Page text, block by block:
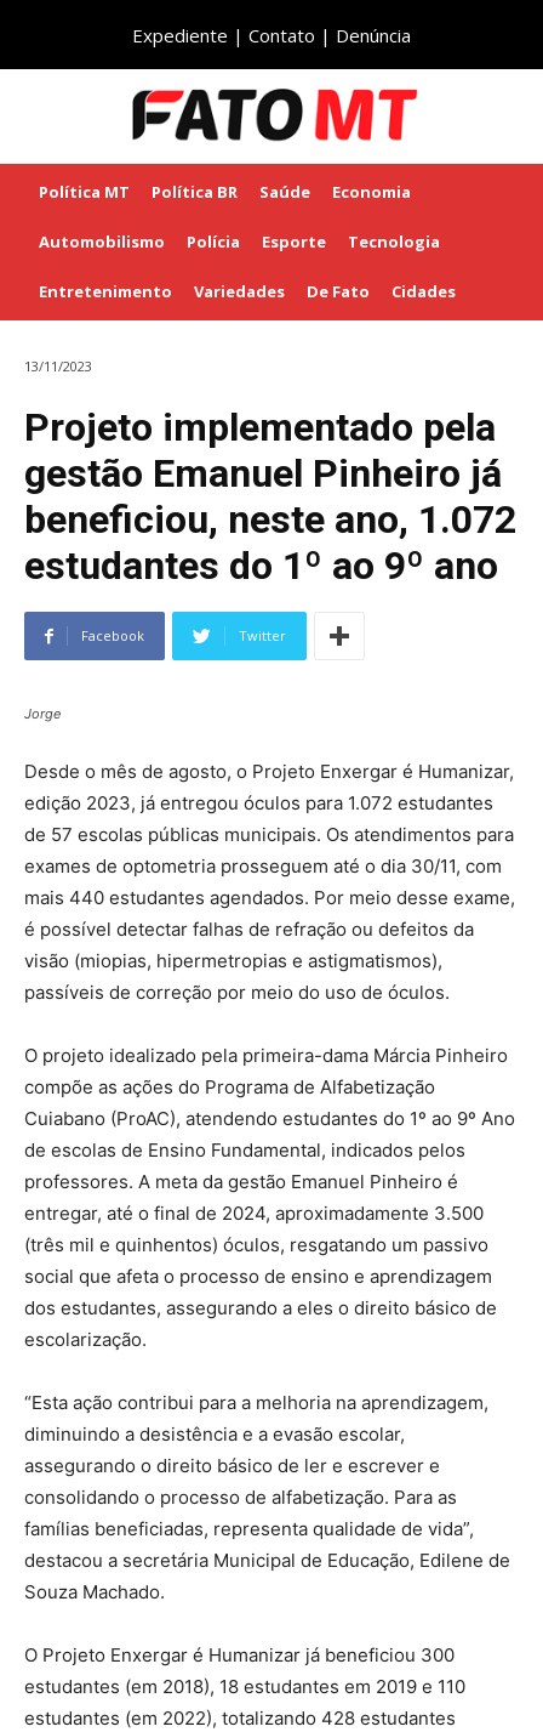
Expediente | Contato | Denúncia
Política MT Política BR Saúde Economia
Automobilismo Polícia Esporte Tecnologia
Entretenimento Variedades De Fato Cidades
13/11/2023
Projeto implementado pela
gestão Emanuel Pinheiro já
beneficiou, neste ano, 1.072
estudantes do 1º ao 9º ano
Facebook Twitter
Jorge
Desde o mês de agosto, o Projeto Enxergar é Humanizar,
edição 2023, já entregou óculos para 1.072 estudantes
de 57 escolas públicas municipais. Os atendimentos para
exames de optometria prosseguem até o dia 30/11, com
mais 440 estudantes agendados. Por meio desse exame,
é possível detectar falhas de refração ou defeitos da
visão (miopias, hipermetropias e astigmatismos),
passíveis de correção por meio do uso de óculos.
O projeto idealizado pela primeira-dama Márcia Pinheiro
compõe as ações do Programa de Alfabetização
Cuiabano (ProAC), atendendo estudantes do 1º ao 9º Ano
de escolas de Ensino Fundamental, indicados pelos
professores. A meta da gestão Emanuel Pinheiro é
entregar, até o final de 2024, aproximadamente 3.500
(três mil e quinhentos) óculos, resgatando um passivo
social que afeta o processo de ensino e aprendizagem
dos estudantes, assegurando a eles o direito básico de
escolarização.
“Esta ação contribui para a melhoria na aprendizagem,
diminuindo a desistência e a evasão escolar,
assegurando o direito básico de ler e escrever e
consolidando o processo de alfabetização. Para as
famílias beneficiadas, representa qualidade de vida”,
destacou a secretária Municipal de Educação, Edilene de
Souza Machado.
O Projeto Enxergar é Humanizar já beneficiou 300
estudantes (em 2018), 18 estudantes em 2019 e 110
estudantes (em 2022), totalizando 428 estudantes